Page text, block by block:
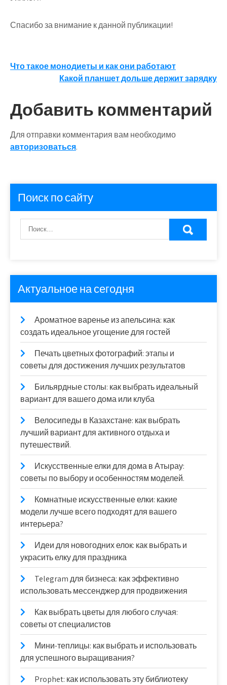
Спасибо за внимание к данной публикации!
Навигация
записям
Что такое монодиеты и как они работают
Какой планшет дольше держит зарядку
Добавить комментарий
Для отправки комментария вам необходимо
авторизоваться.
Поиск по сайту
Актуальное на сегодня
Ароматное варенье из апельсина: как
создать идеальное угощение для гостей
Печать цветных фотографий: этапы и
советы для достижения лучших результатов
Бильярдные столы: как выбрать идеальный
вариант для вашего дома или клуба
Велосипеды в Казахстане: как выбрать
лучший вариант для активного отдыха и
путешествий.
Искусственные елки для дома в Атырау:
советы по выбору и особенностям моделей.
Комнатные искусственные елки: какие
модели лучше всего подходят для вашего
интерьера?
Идеи для новогодних елок: как выбрать и
украсить елку для праздника
Telegram для бизнеса: как эффективно
использовать мессенджер для продвижения
Как выбрать цветы для любого случая:
советы от специалистов
Мини-теплицы: как выбрать и использовать
для успешного выращивания?
Prophet: как использовать эту библиотеку